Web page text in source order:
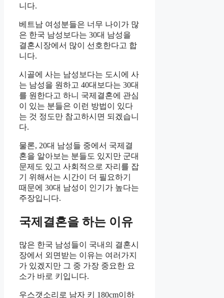
니다.
베트남 여성분들은 너무 나이가 많
은 한국 남성보다는 30대 남성을
결혼시장에서 많이 선호한다고 합
니다.
시골에 사는 남성보다는 도시에 사
는 남성을 원하고 40대보다는 30대
를 원한다고 하니 국제결혼에 관심
이 있는 분들은 이런 방법이 있다
는 것 정도만 참고하시면 되겠습니
다.
물론, 20대 남성들 중에서 국제결
혼을 알아보는 분들도 있지만 군대
문제도 있고 사회적으로 자리를 잡
기 위해서는 시간이 더 필요하기
때문에 30대 남성이 인기가 높다는
주장입니다.
국제결혼을 하는 이유
많은 한국 남성들이 국내의 결혼시
장에서 외면받는 이유는 여러가지
가 있겠지만 그 중 가장 중요한 요
소가 바로 키입니다.
우스갯소리로 남자 키 180cm이하